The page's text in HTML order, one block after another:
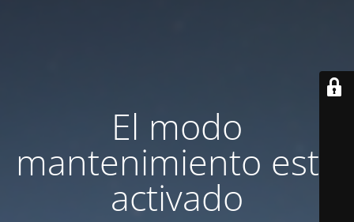
El modo
mantenimiento está
activado